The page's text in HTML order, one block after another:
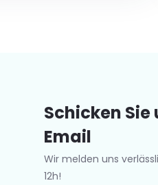
Schicken Sie
Email
Wir melden uns
12h!